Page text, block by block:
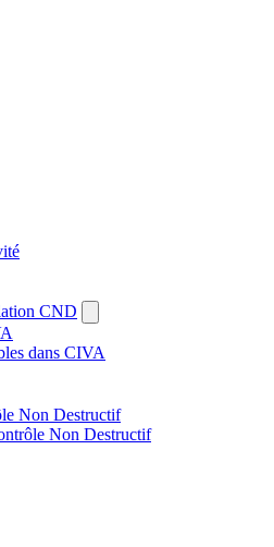
CND
dans CIVA
Non Destructif
Non Destructif